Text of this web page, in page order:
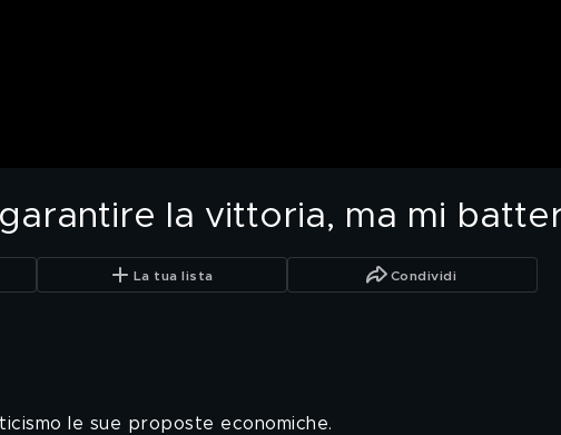
la vittoria, ma mi
La tua lista Condividi
le sue proposte economiche.